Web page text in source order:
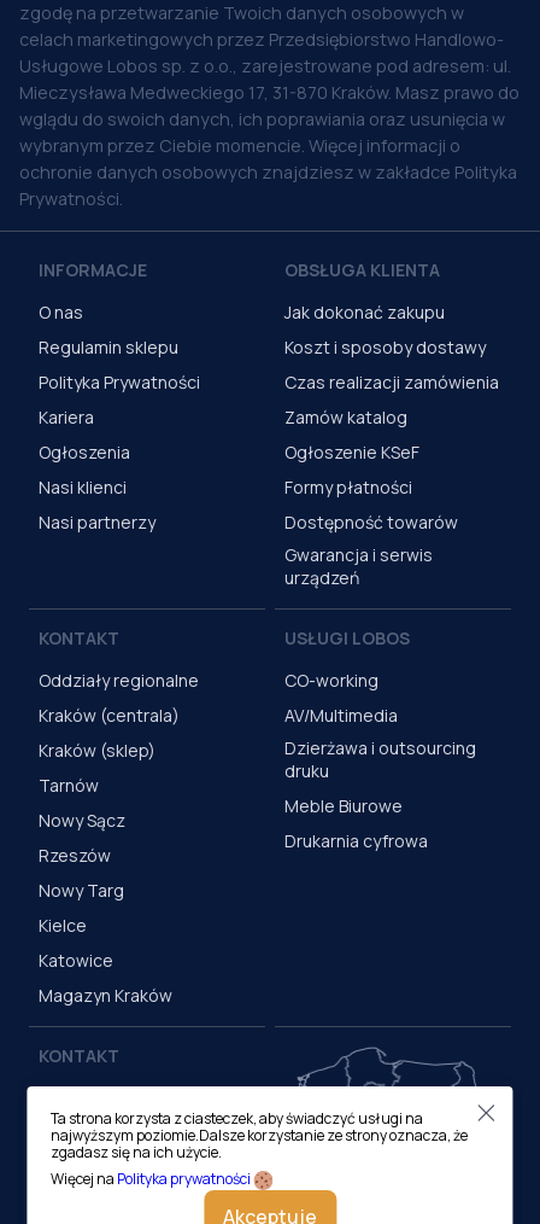
zgodę na przetwarzanie Twoich danych osobowych w
celach marketingowych przez Przedsiębiorstwo Handlowo-
Usługowe Lobos sp. z o.o., zarejestrowane pod adresem: ul.
Mieczysława Medweckiego 17, 31-870 Kraków. Masz prawo do
wglądu do swoich danych, ich poprawiania oraz usunięcia w
wybranym przez Ciebie momencie. Więcej informacji o
ochronie danych osobowych znajdziesz w zakładce Polityka
Prywatności.
INFORMACJE
O nas
Regulamin sklepu
Polityka Prywatności
Kariera
Ogłoszenia
Nasi klienci
Nasi partnerzy
OBSŁUGA KLIENTA
Jak dokonać zakupu
Koszt i sposoby dostawy
Czas realizacji zamówienia
Zamów katalog
Ogłoszenie KSeF
Formy płatności
Dostępność towarów
Gwarancja i serwis
urządzeń
KONTAKT
Oddziały regionalne
Kraków (centrala)
Kraków (sklep)
Tarnów
Nowy Sącz
Rzeszów
Nowy Targ
Kielce
Katowice
Magazyn Kraków
USŁUGI LOBOS
CO-working
AV/Multimedia
Dzierżawa i outsourcing
druku
Meble Biurowe
Drukarnia cyfrowa
KONTAKT
ul. M. Medweckiego 17, 31-
870 Kraków
tel.:12 413 20 00
biuro@lobos.pl
Ta strona korzysta z ciasteczek, aby świadczyć usługi na
najwyższym poziomie.Dalsze korzystanie ze strony oznacza, że
zgadasz się na ich użycie.
Więcej na Polityka prywatności
Akceptuje